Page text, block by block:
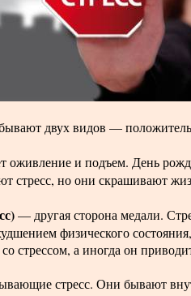
двух видов —
оживление и подъем. День
стресс, но они скрашивают
— другая сторона медали.
физического
со стрессом, а иногда он
стресс. Они бывают